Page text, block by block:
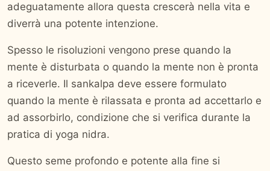
adeguatamente allora questa crescerà nella vita e
diverrà una potente intenzione.
Spesso le risoluzioni vengono prese quando la
mente è disturbata o quando la mente non è pronta
a riceverle. Il sankalpa deve essere formulato
quando la mente è rilassata e pronta ad accettarlo e
ad assorbirlo, condizione che si verifica durante la
pratica di yoga nidra.
Questo seme profondo e potente alla fine si